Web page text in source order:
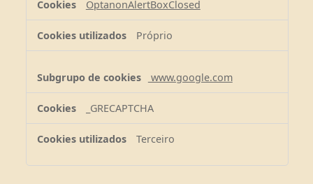
OptanonAlertBoxClosed
Próprio
www.google.com
_GRECAPTCHA
Terceiro